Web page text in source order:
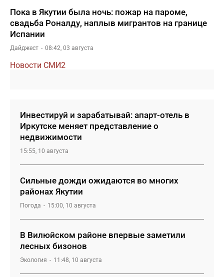
Пока в Якутии была ночь: пожар на пароме,
свадьба Роналду, наплыв мигрантов на границе
Испании
Дайджест 08:42, 03 августа
Новости СМИ2
Инвестируй и зарабатывай: апарт-отель в
Иркутске меняет представление о
недвижимости
15:55, 10 августа
Сильные дожди ожидаются во многих
районах Якутии
Погода 15:00, 10 августа
В Вилюйском районе впервые заметили
лесных бизонов
Экология 11:48, 10 августа